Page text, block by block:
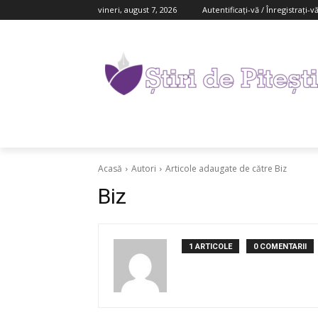
vineri, august 7, 2026 Autentificați-vă / Înregistrați-vă
Acasă Autori Articole adaugate de către Biz
Biz
1 ARTICOLE 0 COMENTARII